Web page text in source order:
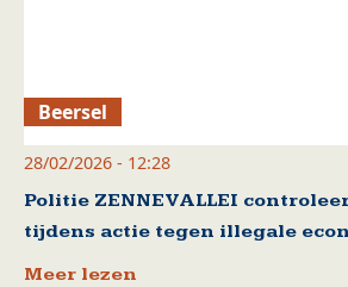
Beersel
28/02/2026 - 12:28
Politie ZENNEVALLEI
tijdens actie tegen illegale
Meer lezen